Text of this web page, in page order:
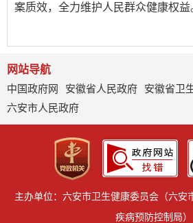
案质效，全力维护人民群众健康权益
网站导航
中国政府网
安徽省人民政府
安徽省卫
六安市人民政府
主办单位：六安市卫生健康委员会（六安
疾病预防控制局）